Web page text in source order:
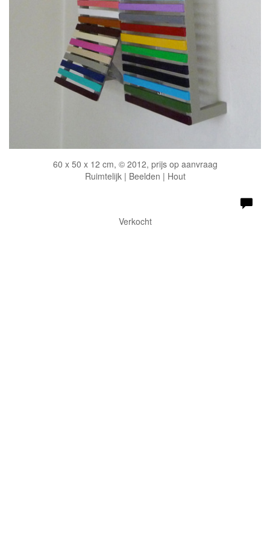
60 x 50 x 12 cm, © 2012, prijs op aanvraag
Ruimtelijk | Beelden | Hout
Verkocht